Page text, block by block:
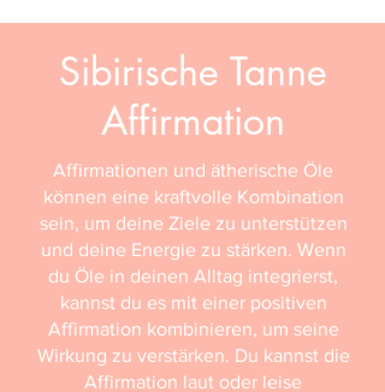
Sibirische Tanne
Affirmation
Affirmationen und ätherische Öle
können eine kraftvolle Kombination
sein, um deine Ziele zu unterstützen
und deine Energie zu stärken. Wenn
du Öle in deinen Alltag integrierst,
kannst du es mit einer positiven
Affirmation kombinieren, um seine
Wirkung zu verstärken. Du kannst die
Affirmation laut oder leise